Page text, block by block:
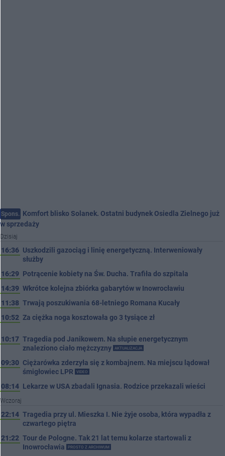
Spons. Komfort blisko Solanek. Ostatni budynek Osiedla Zielnego już
w sprzedaży
Dzisiaj
16:36 Uszkodzili gazociąg i linię energetyczną. Interweniowały
służby
16:29 Potrącenie kobiety na Św. Ducha. Trafiła do szpitala
14:39 Wkrótce kolejna zbiórka gabarytów w Inowrocławiu
11:38 Trwają poszukiwania 68-letniego Romana Kucały
10:52 Za ciężka noga kosztowała go 3 tysiące zł
10:17 Tragedia pod Janikowem. Na słupie energetycznym
znaleziono ciało mężczyzny
AKTUALIZACJA
09:30 Ciężarówka zderzyła się z kombajnem. Na miejscu lądował
śmigłowiec LPR
VIDEO
08:14 Lekarze w USA zbadali Ignasia. Rodzice przekazali wieści
Wczoraj
22:14 Tragedia przy ul. Mieszka I. Nie żyje osoba, która wypadła z
czwartego piętra
21:22 Tour de Pologne. Tak 21 lat temu kolarze startowali z
Inowrocławia
PROSTO Z ARCHIWUM